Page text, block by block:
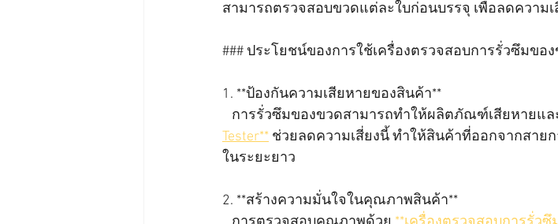
สามารถตรวจสอบขวดแต่ละใบก่อนบรรจุ เพื่อลดความ
### ประโยชน์ของการใช้เครื่องตรวจสอบการรั่วซึมขอ
1. **ป้องกันความเสียหายของสินค้า**
การรั่วซึมของขวดสามารถทำให้ผลิตภัณฑ์เสียหายแ
Tester** ช่วยลดความเสี่ยงนี้ ทำให้สินค้าที่ออกจากสา
ในระยะยาว
2. **สร้างความมั่นใจในคุณภาพสินค้า**